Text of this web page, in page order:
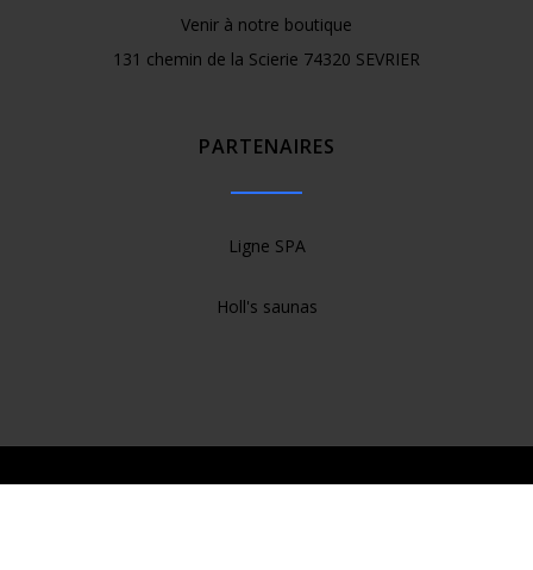
Venir à notre boutique
131 chemin de la Scierie 74320 SEVRIER
PARTENAIRES
Ligne SPA
Holl's saunas